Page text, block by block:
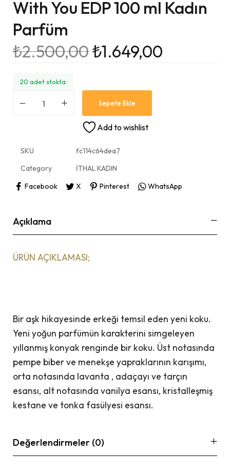
With You EDP 100 ml Kadın
Parfüm
₺2.500,00₺1.649,00
20 adet stokta
Sepete Ekle
Add to wishlist
SKU
fc114c64dea7
Category
İTHAL KADIN
Facebook
X Pinterest WhatsApp
Açıklama
ÜRÜN AÇIKLAMASI;
Bir aşk hikayesinde erkeği temsil eden yeni koku.
Yeni yoğun parfümün karakterini simgeleyen
yıllanmış konyak renginde bir koku. Üst notasında
pempe biber ve menekşe yapraklarının karışımı,
orta notasında lavanta , adaçayı ve tarçın
esansı, alt notasında vanilya esansı, kristalleşmiş
kestane ve tonka fasülyesi esansı.
Değerlendirmeler (0)